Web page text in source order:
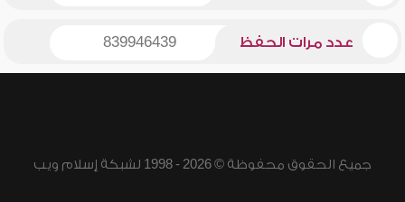
عدد مرات الحفظ 839946439
جميع الحقوق محفوظة © 2026 - 1998 لشبكة إسلام ويب